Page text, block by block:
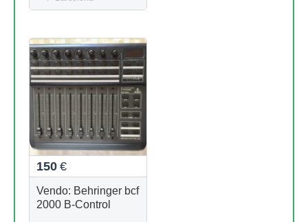
150 €
Vendo: Behringer bcf
2000 B-Control